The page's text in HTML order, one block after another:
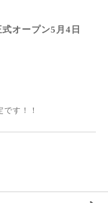
オープン5月4日
す！！